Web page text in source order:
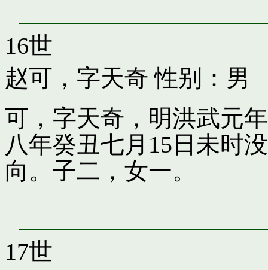
16世
赵可，字天奇 性别：男
可，字天奇，明洪武元
八年癸丑七月15日未时
向。子二，女一。
17世